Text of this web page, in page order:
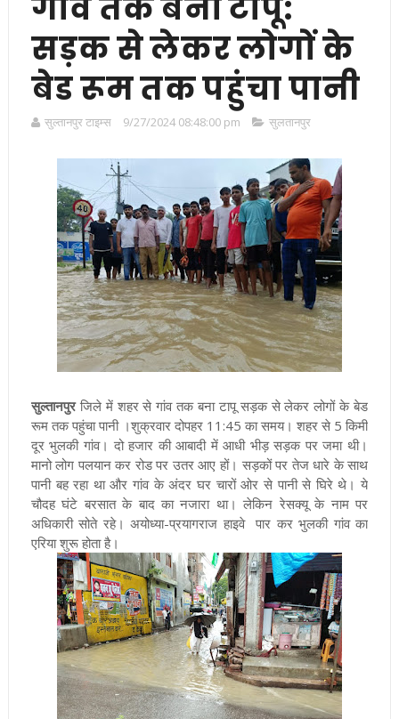
सड़क से लेकर लोगों के
बेड रूम तक पहुंचा पानी
सुल्तानपुर टाइम्स 9/27/2024 08:48:00 pm सुलतानपुर
सुल्तानपुरजिले में शहर से गांव तक बना टापू सड़क से लेकर लोगों के बेड
रूम तक पहुंचा पानी ।शुक्रवार दोपहर 11:45 का समय। शहर से 5 किमी
दूर भुलकी गांव। दो हजार की आबादी में आधी भीड़ सड़क पर जमा थी।
मानो लोग पलयान कर रोड पर उतर आए हों। सड़कों पर तेज धारे के साथ
पानी बह रहा था और गांव के अंदर घर चारों ओर से पानी से घिरे थे। ये
चौदह घंटे बरसात के बाद का नजारा था। लेकिन रेसक्यू के नाम पर
अधिकारी सोते रहे। अयोध्या-प्रयागराज हाइवे पार कर भुलकी गांव का
एरिया शुरू होता है।